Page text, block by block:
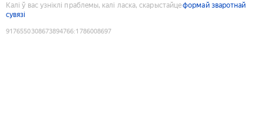
Калі ў вас узніклі праблемы, калі ласка, скарыстайцеформай зваротнай
сувязі
9176550308673894766:1786008697